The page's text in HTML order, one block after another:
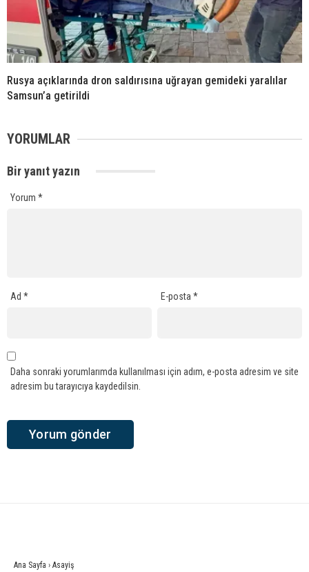
Rusya açıklarında dron saldırısına uğrayan gemideki yaralılar
Samsun’a getirildi
YORUMLAR
Bir yanıt yazın
Yorum *
Ad * E-posta*
Daha sonraki yorumlarımda kullanılması için adım, e-posta adresim ve site
adresim bu tarayıcıya kaydedilsin.
Ana Sayfa › Asayiş